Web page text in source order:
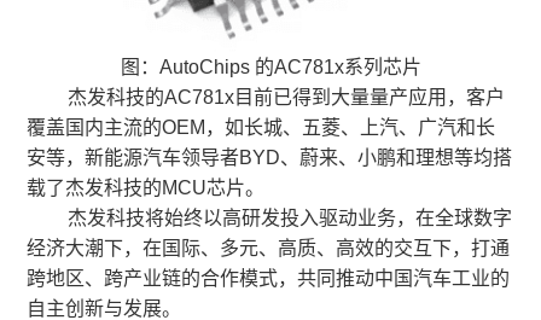
图：AutoChips 的AC781x系列芯片
杰发科技的AC781x目前已得到大量量产应用，客户
覆盖国内主流的OEM，如长城、五菱、上汽、广汽和长
安等，新能源汽车领导者BYD、蔚来、小鹏和理想等均搭
载了杰发科技的MCU芯片。
杰发科技将始终以高研发投入驱动业务，在全球数字
经济大潮下，在国际、多元、高质、高效的交互下，打通
跨地区、跨产业链的合作模式，共同推动中国汽车工业的
自主创新与发展。